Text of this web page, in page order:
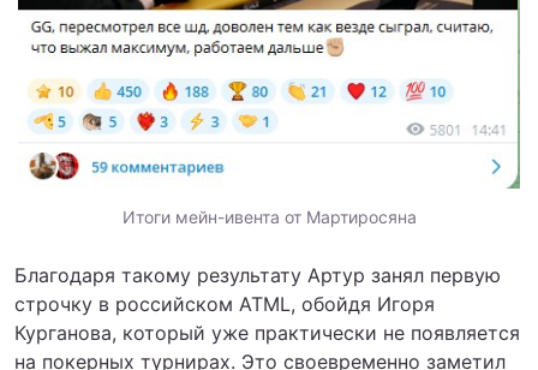
Итоги мейн-ивента от Мартиросяна
Благодаря такому результату Артур занял первую
строчку в российском ATML, обойдя Игоря
Курганова, который уже практически не появляется
на покерных турнирах. Это своевременно заметил